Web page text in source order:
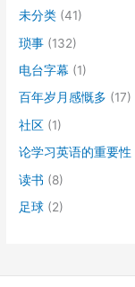
未分类 (41)
琐事 (132)
电台字幕 (1)
百年岁月感慨多 (17)
社区 (1)
论学习英语的重要性
读书 (8)
足球 (2)